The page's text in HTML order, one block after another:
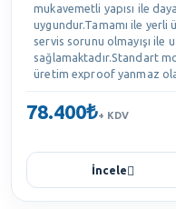
mukavemetli yapısı ile
uygundur.Tamamı ile yerli
servis sorunu olmayışı ile
sağlamaktadır.Standart
üretim exproof yanmaz
78.400₺+ KDV
İncele